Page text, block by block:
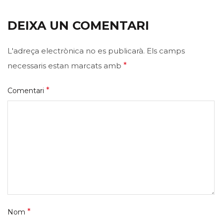
DEIXA UN COMENTARI
L'adreça electrònica no es publicarà. Els camps
necessaris estan marcats amb *
Comentari *
Nom *